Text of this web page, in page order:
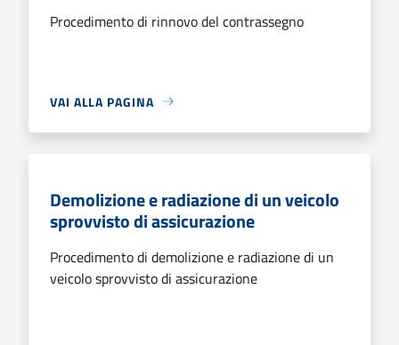
Procedimento di rinnovo del contrassegno
VAI ALLA PAGINA
Demolizione e radiazione di un veicolo
sprovvisto di assicurazione
Procedimento di demolizione e radiazione di un
veicolo sprovvisto di assicurazione